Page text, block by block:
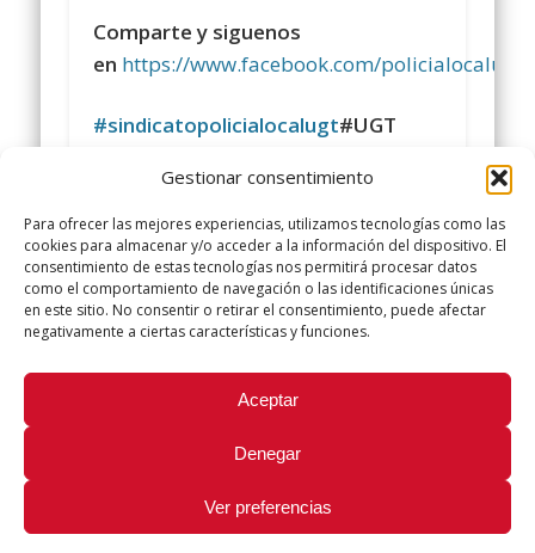
Gestionar consentimiento
Para ofrecer las mejores experiencias, utilizamos tecnologías como las
cookies para almacenar y/o acceder a la información del dispositivo. El
consentimiento de estas tecnologías nos permitirá procesar datos
como el comportamiento de navegación o las identificaciones únicas
en este sitio. No consentir o retirar el consentimiento, puede afectar
negativamente a ciertas características y funciones.
Aceptar
Denegar
Ver preferencias
Comparte y siguenos
en https://www.facebook.com/policialocalugt/
#sindicatopolicialocalugt#UGT
+Sindicato Policía Local UGT UGT
twitter.com/UGTPoliciaLocal
http://www.policialocalugt.es
Did you like this article? Share it with your friends!